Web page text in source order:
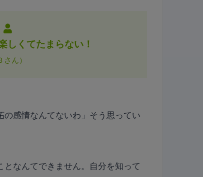
しくてたまらない！
さん）
感情なんてないわ」そう思ってい
なんてできません。自分を知って